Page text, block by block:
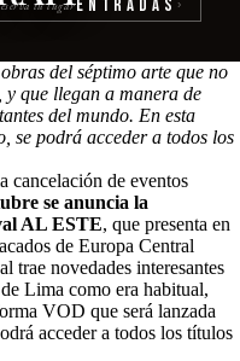
tu lugarEntradas ›
del séptimo arte que no
y que llegan a manera de
del mundo. En esta
se podrá acceder a todos los
cancelación de eventos
se anuncia la
AL ESTE, que presenta en
de Europa Central
trae novedades interesantes
Lima como era habitual,
VOD que será lanzada
acceder a todos los títulos